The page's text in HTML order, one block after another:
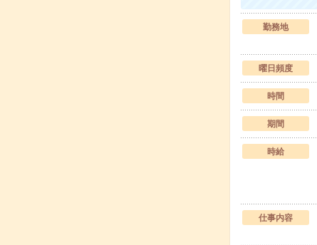
勤務地
曜日頻度
時間
期間
時給
仕事内容